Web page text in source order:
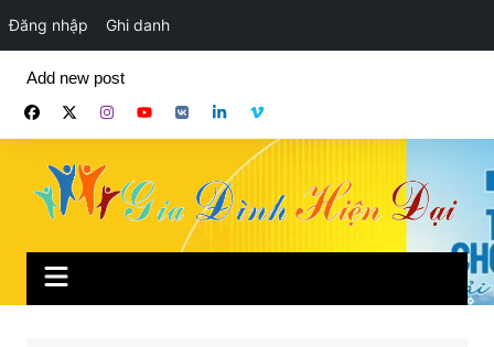
Đăng nhập Ghi danh
phần
Add new post